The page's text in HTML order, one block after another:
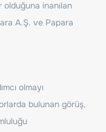
inanılan
A.Ş. ve Papara
olmayı
bulunan görüş,